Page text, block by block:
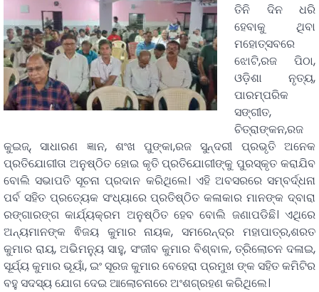
ତିନି ଦିନ ଧରି
ହେବାକୁ ଥିବା
ମହୋତ୍ସବରେ
ଝୋଟି,ରଜ ପିଠା,
ଓଡ଼ିଶା ନୃତ୍ୟ,
ପାରମ୍ପରିକ
ସଙ୍ଗୀତ,
ଚିତ୍ରାଙ୍କନ,ରଜ
କୁଇଜ୍, ସାଧାରଣ ଜ୍ଞାନ, ଶଂଖ ପୁଙ୍କା,ରଜ ସୁନ୍ଦରୀ ପ୍ରଭୃତି ଅନେକ
ପ୍ରତିଯୋଗୀତା ଅନୁଷ୍ଠିତ ହୋଇ କୃତି ପ୍ରତିଯୋଗୀଙ୍କୁ ପୁରସ୍କୃତ କରାଯିବ
ବୋଲି ସଭାପତି ସୂଚନା ପ୍ରଦାନ କରିଥିଲେ। ଏହି ଅବସରରେ ସମ୍ବର୍ଦ୍ଧନା
ପର୍ବ ସହିତ ପ୍ରତ୍ୟେକ ସଂଧ୍ୟାରେ ପ୍ରତିଷ୍ଠିତ କଳାକାର ମାନଙ୍କ ଦ୍ବାରା
ରଙ୍ଗାରଙ୍ଗ କାର୍ଯ୍ୟକ୍ରମ ଅନୁଷ୍ଠିତ ହେବ ବୋଲି ଜଣାପଡିଛି। ଏଥିରେ
ଅନ୍ୟମାନଙ୍କ ଵିଜୟ କୁମାର ନାୟକ, ସମରେନ୍ଦ୍ର ମହାପାତ୍ର,ଶରତ
କୁମାର ରାୟ, ଅଭିମନ୍ୟୁ ସାହୁ, ସଂଜୀବ କୁମାର ବିଶ୍ବାଳ, ତ୍ରିଲୋଚନ ଦଳାଇ,
ସୂର୍ଯ୍ୟ କୁମାର ଭୂୟାଁ, ଇଂ ସୂରଜ କୁମାର ବେହେରା ପ୍ରମୁଖ ଙ୍କ ସହିତ କମିଟିର
ବହୁ ସଦସ୍ୟ ଯୋଗ ଦେଇ ଆଲୋଚନାରେ ଅଂଶଗ୍ରହଣ କରିଥିଲେ।